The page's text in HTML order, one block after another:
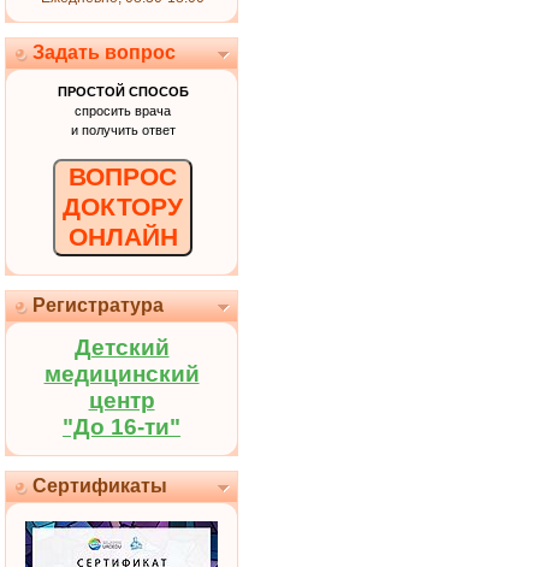
Задать вопрос
ПРОСТОЙ СПОСОБ
спросить врача
и получить ответ
ВОПРОС
ДОКТОРУ
ОНЛАЙН
Регистратура
Детский
медицинский
центр
"До 16-ти"
Сертификаты